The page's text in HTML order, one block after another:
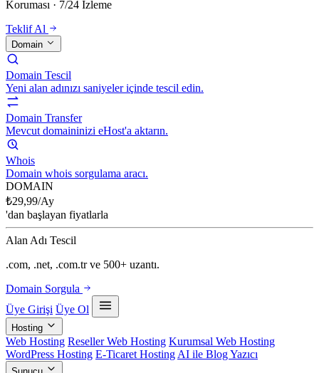
Koruması · 7/24 İzleme
Teklif Al
Domain
Domain Tescil
Yeni alan adınızı saniyeler içinde tescil edin.
Domain Transfer
Mevcut domaininizi eHost'a aktarın.
Whois
Domain whois sorgulama aracı.
DOMAIN
₺29,99/Ay
'dan başlayan fiyatlarla
Alan Adı Tescil
.com, .net, .com.tr ve 500+ uzantı.
Domain Sorgula
Üye Girişi Üye Ol
Hosting
Web Hosting Reseller Web Hosting Kurumsal Web Hosting
WordPress Hosting E-Ticaret Hosting AI ile Blog Yazıcı